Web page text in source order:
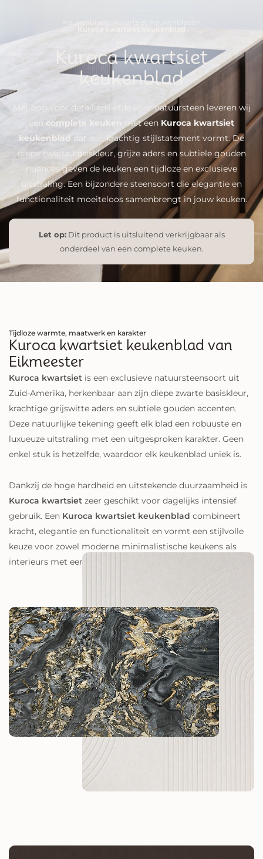
Kuroca kwartsiet
keukenblad
Met oog voor detail en liefde voor natuursteen leveren wij
complete keuken met eenKuroca kwartsiet
keukenbladdat een krachtig stijlstatement vormt. De
diepe zwarte basiskleur, grijze aders en subtiele gouden
nuances geven de keuken een tijdloze en exclusieve
uitstraling. Een bijzondere steensoort die elegantie en
functionaliteit moeiteloos samenbrengt in jouw keuken.
Let op:Dit product is uitsluitend verkrijgbaar als
onderdeel van een complete keuken.
Kuroca kwartsiet keukenblad van
Eikmeester
Kuroca kwartsietis een exclusieve natuursteensoort uit
Zuid-Amerika, herkenbaar aan zijn diepe zwarte basiskleur,
krachtige grijswitte aders en subtiele gouden accenten.
Deze natuurlijke tekening geeft elk blad een robuuste en
luxueuze uitstraling met een uitgesproken karakter. Geen
enkel stuk is hetzelfde, waardoor elk keukenblad uniek is.
Kuroca kwartsietzeer geschikt voor dagelijks intensief
gebruik. EenKuroca kwartsiet keukenbladcombineert
kracht, elegantie en functionaliteit en vormt een stijlvolle
keuze voor zowel moderne minimalistische keukens als
interieurs met een krachtige donkere uitstraling.